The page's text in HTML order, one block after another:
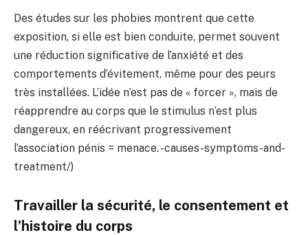
Des études sur les phobies montrent que cette
exposition, si elle est bien conduite, permet souvent
une réduction significative de l’anxiété et des
comportements d’évitement, même pour des peurs
très installées. L’idée n’est pas de « forcer », mais de
réapprendre au corps que le stimulus n’est plus
dangereux, en réécrivant progressivement
l’association pénis = menace. -causes-symptoms-and-
treatment/)
Travailler la sécurité, le consentement et
l’histoire du corps